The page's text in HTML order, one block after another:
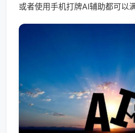
或者使用手机打牌AI辅助都可以